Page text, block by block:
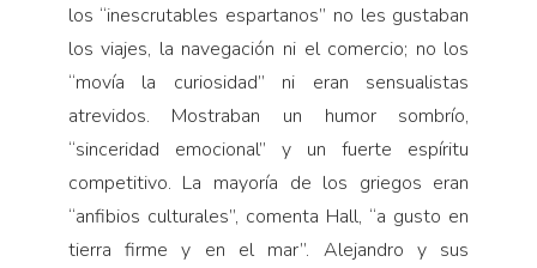
los “inescrutables espartanos” no les gustaban
los viajes, la navegación ni el comercio; no los
“movía la curiosidad” ni eran sensualistas
atrevidos. Mostraban un humor sombrío,
“sinceridad emocional” y un fuerte espíritu
competitivo. La mayoría de los griegos eran
“anfibios culturales”, comenta Hall, “a gusto en
tierra firme y en el mar”. Alejandro y sus